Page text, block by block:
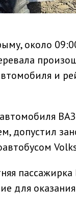
около
и
допустил
пассажирка
для